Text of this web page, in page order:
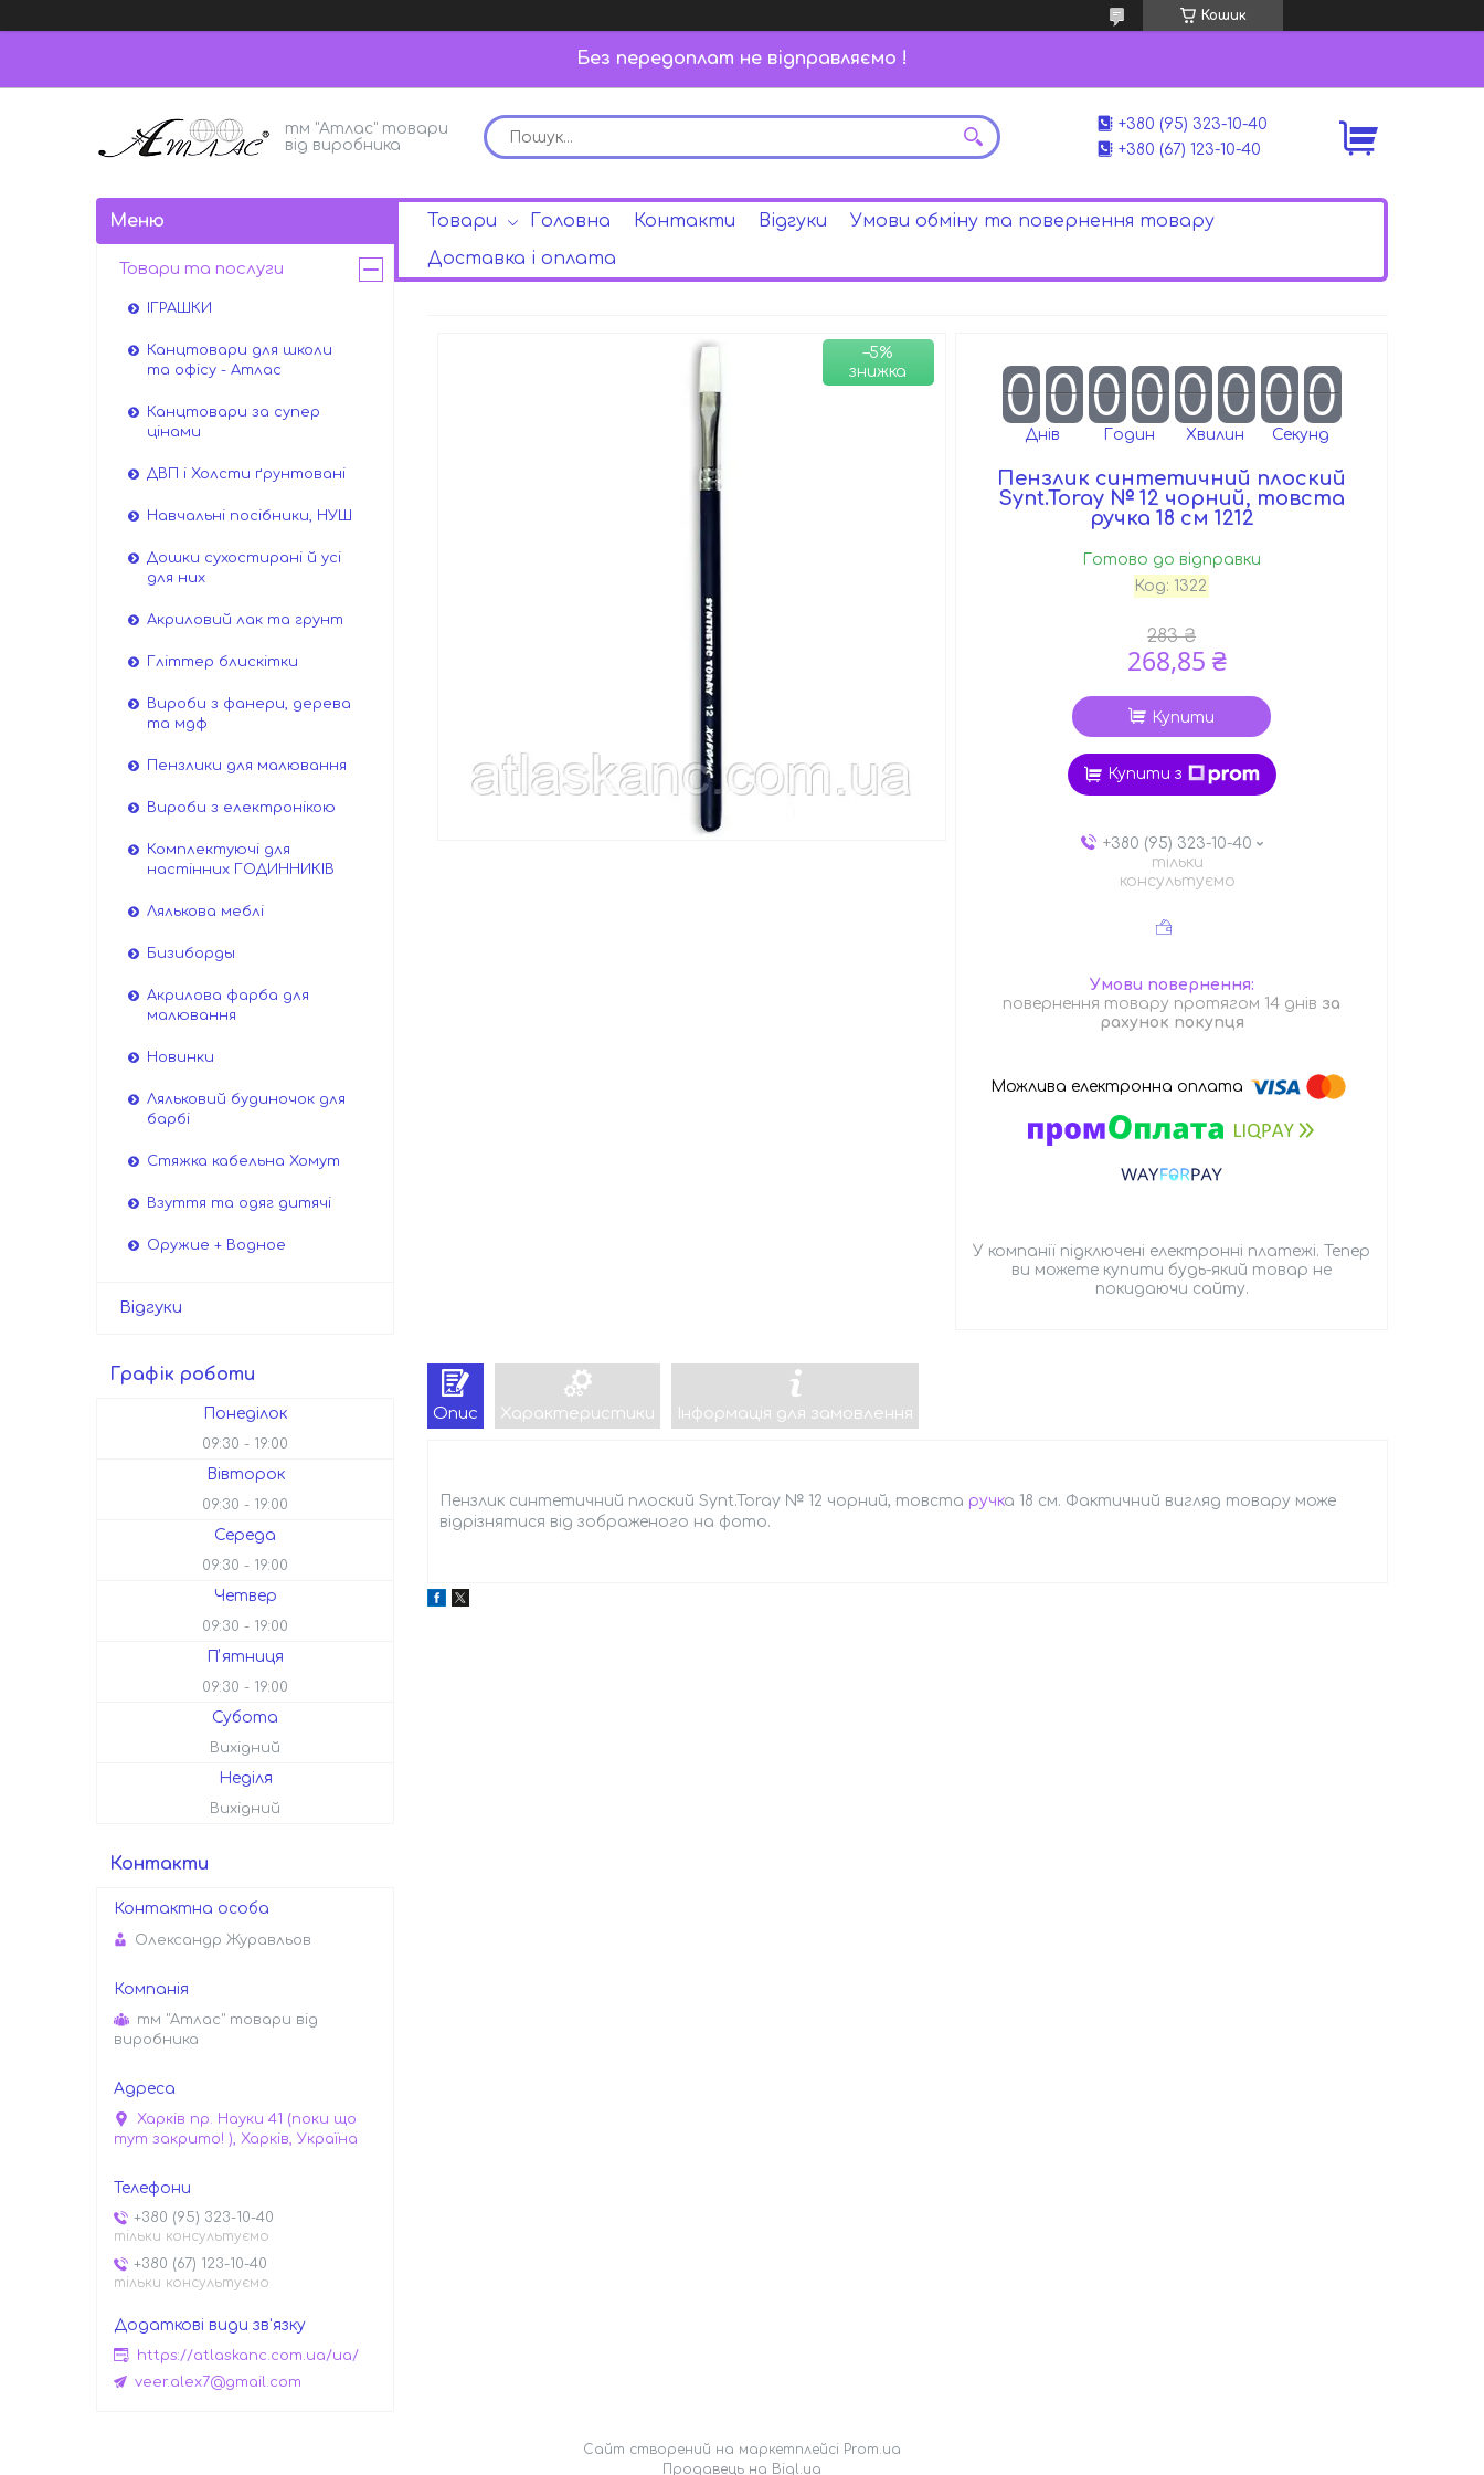
Кошик
Без передоплат не відправляємо !
тм "Атлас" товари
від виробника
+380 (95) 323-10-40
+380 (67) 123-10-40
Товари Головна Контакти Відгуки
Умови обміну та повернення товару
Доставка і оплата
–5%
0 0
Днів
0 0
Годин
0 0
Хвилин
0 0
Секунд
Пензлик синтетичний плоский
Synt.Toray № 12 чорний, товста
ручка 18 см 1212
Готово до відправки
Код: 1322
283 ₴
268,85 ₴
Купити
Купити з
+380 (95) 323-10-40
тільки
консультуємо
повернення товару протягом 14 днів за
рахунок покупця
У компанії підключені електронні платежі. Тепер
ви можете купити будь-який товар не
покидаючи сайту.
Опис Характеристики Інформація для замовлення
Пензлик синтетичний плоский Synt.Toray № 12 чорний, товста ручка 18 см. Фактичний вигляд товару може
відрізнятися від зображеного на фото.
Товари та послуги
ІГРАШКИ
Канцтовари для школи
та офісу - Атлас
Канцтовари за супер
цінами
ДВП і Холсти ґрунтовані
Навчальні посібники, НУШ
Дошки сухостирані й усі
для них
Акриловий лак та грунт
Гліттер блискітки
Вироби з фанери, дерева
та мдф
Пензлики для малювання
Вироби з електронікою
Комплектуючі для
настінних ГОДИННИКІВ
Лялькова меблі
Бизиборды
Акрилова фарба для
малювання
Новинки
Ляльковий будиночок для
барбі
Стяжка кабельна Хомут
Взуття та одяг дитячі
Оружие + Водное
Відгуки
Графік роботи
Понеділок
09:30 19:00
Вівторок
09:30 19:00
Середа
09:30 19:00
Четвер
09:30 19:00
Пʼятниця
09:30 19:00
Субота
Вихідний
Неділя
Вихідний
Контакти
Олександр Журавльов
тм "Атлас" товари від
виробника
Харків пр. Науки 41 (поки що
тут закрито! ), Харків, Україна
+380 (95) 323-10-40
тільки консультуємо
+380 (67) 123-10-40
тільки консультуємо
https://atlaskanc.com.ua/ua/
veer.alex7@gmail.com
Сайт створений на маркетплейсі Prom.ua
Продавець на Bigl.ua